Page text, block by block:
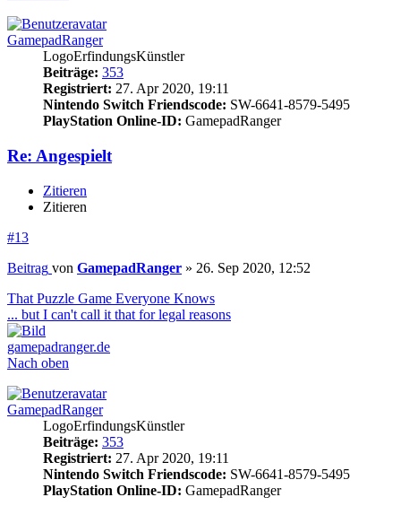
GamepadRanger
LogoErfindungsKünstler
Beiträge: 353
Registriert: 27. Apr 2020, 19:11
Nintendo Switch Friendscode: SW-6641-8579-5495
PlayStation Online-ID: GamepadRanger
Re: Angespielt
Zitieren
Zitieren
#13
Beitrag von GamepadRanger » 26. Sep 2020, 12:52
That Puzzle Game Everyone Knows
... but I can't call it that for legal reasons
gamepadranger.de
Nach oben
GamepadRanger
LogoErfindungsKünstler
Beiträge: 353
Registriert: 27. Apr 2020, 19:11
Nintendo Switch Friendscode: SW-6641-8579-5495
PlayStation Online-ID: GamepadRanger